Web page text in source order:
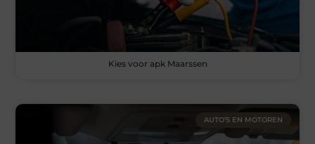
Kies voor apk Maarssen
AUTO’S EN MOTOREN